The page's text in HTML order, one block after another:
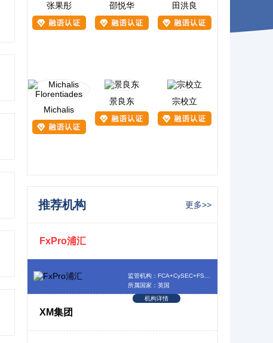
张果彤 邵悦华 田洪良
Michalis
景良东 宗校立
推荐机构 更多>>
FxPro浦汇
所属国家：英国
机构详情
XM集团